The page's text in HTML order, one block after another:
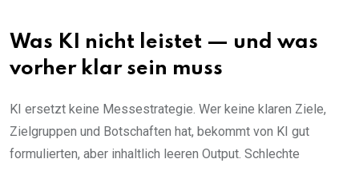
Was KI nicht leistet — und was
vorher klar sein muss
KI ersetzt keine Messestrategie. Wer keine klaren Ziele,
Zielgruppen und Botschaften hat, bekommt von KI gut
formulierten, aber inhaltlich leeren Output. Schlechte